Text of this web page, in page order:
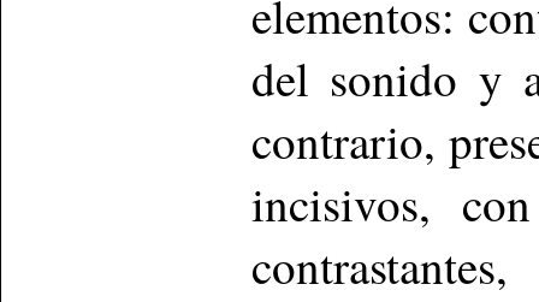
elementos:
del sonido y
contrario,
incisivos,